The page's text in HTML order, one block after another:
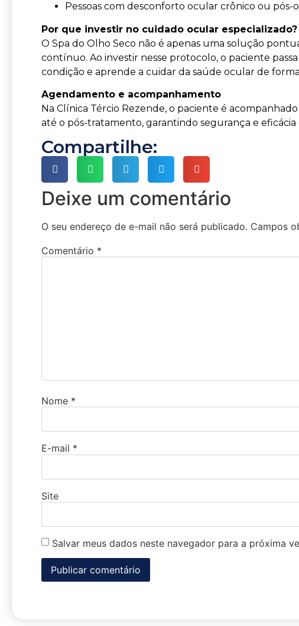
Pessoas com desconforto ocular crônico ou
Por que investir no cuidado ocular especializado?
O Spa do Olho Seco não é apenas uma solução
contínuo. Ao investir nesse protocolo, o paciente
condição e aprende a cuidar da saúde ocular de
Agendamento e acompanhamento
Na Clínica Tércio Rezende, o paciente é
até o pós-tratamento, garantindo segurança e eficácia
Compartilhe:
Deixe um comentário
O seu endereço de e-mail não será publicado. Campos
Comentário *
Nome *
E-mail *
Site
Salvar meus dados neste navegador para a próxima